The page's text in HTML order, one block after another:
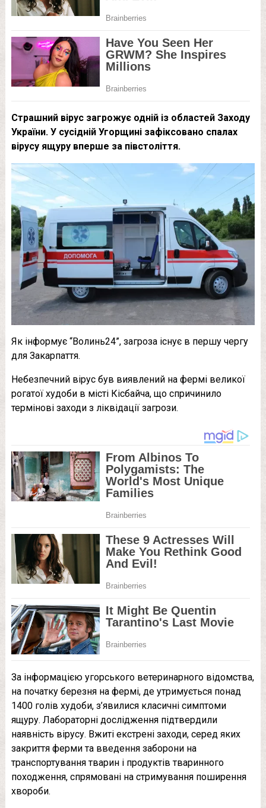
Страшний вірус загрожує одній із областей Заходу
України. У сусідній Угорщині зафіксовано спалах
вірусу ящуру вперше за півстоліття.
Як інформує “Волинь24”, загроза існує в першу чергу
для Закарпаття.
Небезпечний вірус був виявлений на фермі великої
рогатої худоби в місті Кісбайча, що спричинило
термінові заходи з ліквідації загрози.
За інформацією угорського ветеринарного відомства,
на початку березня на фермі, де утримується понад
1400 голів худоби, з’явилися класичні симптоми
ящуру. Лабораторні дослідження підтвердили
наявність вірусу. Вжиті екстрені заходи, серед яких
закриття ферми та введення заборони на
транспортування тварин і продуктів тваринного
походження, спрямовані на стримування поширення
хвороби.